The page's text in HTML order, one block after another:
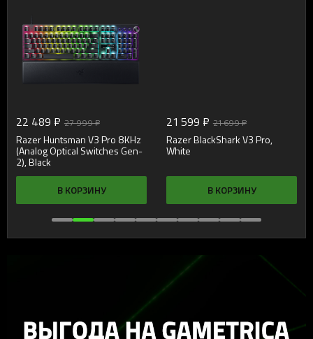
22 489 ₽ 27 999 ₽
Razer Huntsman V3 Pro 8KHz
(Analog Optical Switches Gen-
2), Black
В КОРЗИНУ
21 599 ₽ 21 699 ₽
Razer BlackShark V3 Pro,
White
В КОРЗИНУ